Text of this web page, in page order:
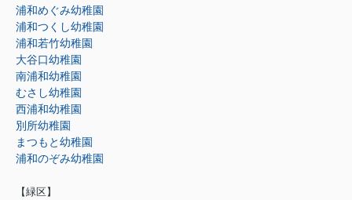
浦和めぐみ幼稚園
浦和つくし幼稚園
浦和若竹幼稚園
大谷口幼稚園
南浦和幼稚園
むさし幼稚園
西浦和幼稚園
別所幼稚園
まつもと幼稚園
浦和のぞみ幼稚園
【緑区】